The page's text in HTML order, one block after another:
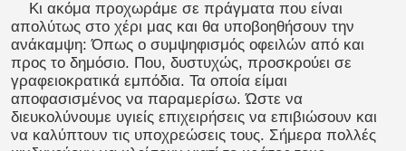
Κι ακόμα προχωράμε σε πράγματα που είναι
απολύτως στο χέρι μας και θα υποβοηθήσουν την
ανάκαμψη: Όπως ο συμψηφισμός οφειλών από και
προς το δημόσιο. Που, δυστυχώς, προσκρούει σε
γραφειοκρατικά εμπόδια. Τα οποία είμαι
αποφασισμένος να παραμερίσω. Ώστε να
διευκολύνουμε υγιείς επιχειρήσεις να επιβιώσουν και
να καλύπτουν τις υποχρεώσεις τους. Σήμερα πολλές